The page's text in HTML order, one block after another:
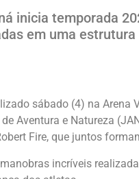
inicia temporada
em uma
sábado (4) na
Aventura e Natureza
Fire, que juntos
incríveis